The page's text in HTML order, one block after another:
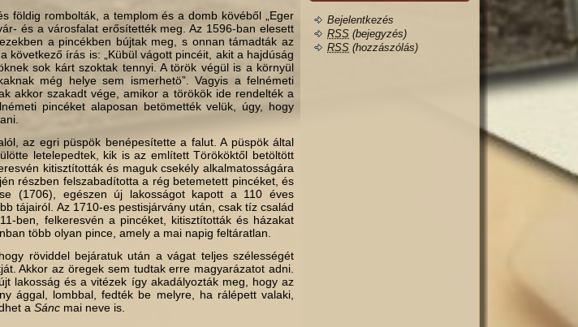
rombolták, a templom és a domb kövéből „Eger
és a városfalat erősítették meg. Az 1596-ban elesett
a pincékben bújtak meg, s onnan támadták az
következő írás is: „Kübül vágott pincéit, akit a hajdúság
sok kárt szoktak tennyi. A török végül is a környül
még helye sem ismerhetö”. Vagyis a felnémeti
akkor szakadt vége, amikor a törökök ide rendelték a
pincéket alaposan betömették velük, úgy, hogy
az egri püspök benépesítette a falut. A püspök által
letelepedtek, kik is az említett Törököktől betöltött
kitisztították és maguk csekély alkalmatosságára
részben felszabadította a rég betemetett pincéket, és
(1706), egészen új lakosságot kapott a 110 éves
tájairól. Az 1710-es pestisjárvány után, csak tíz család
ben, felkeresvén a pincéket, kitisztították és házakat
több olyan pince, amely a mai napig feltáratlan.
bejáratuk után a vágat teljes szélességét
Akkor az öregek sem tudtak erre magyarázatot adni.
lakosság és a vitézek így akadályozták meg, hogy az
ággal, lombbal, fedték be melyre, ha rálépett valaki,
a Sánc mai neve is.
Bejelentkezés
RSS (bejegyzés)
RSS (hozzászólás)